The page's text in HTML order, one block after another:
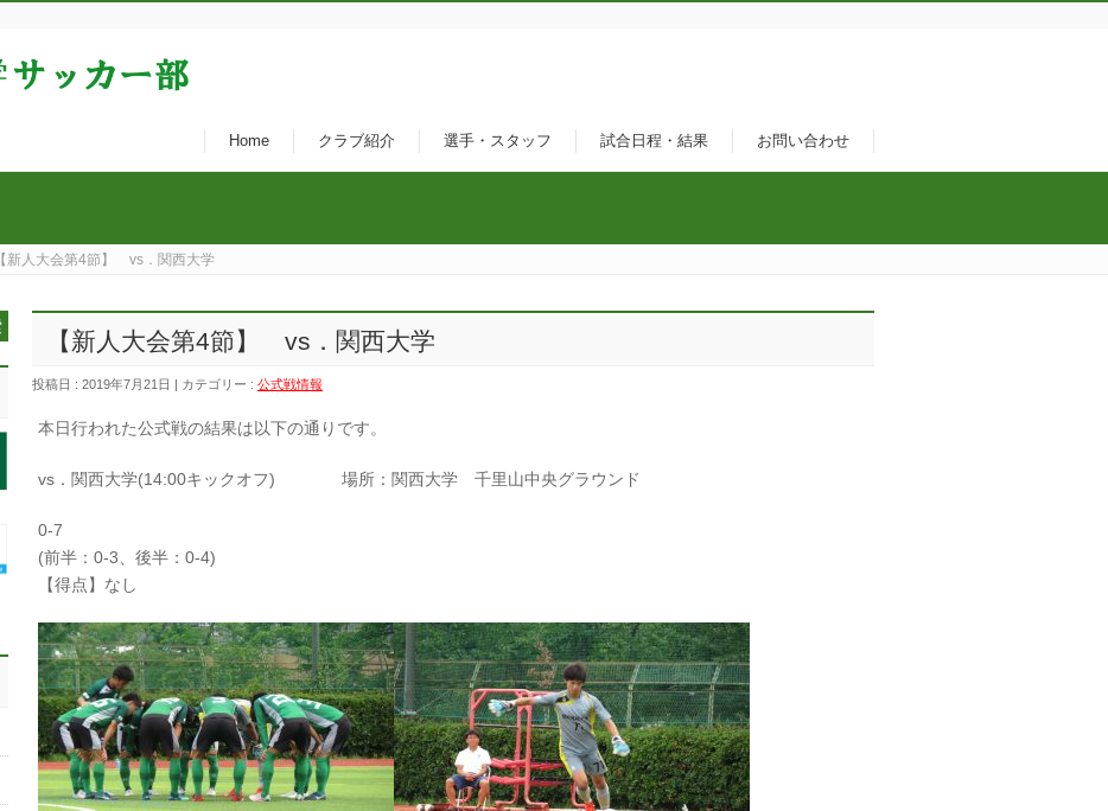
Home クラブ紹介 選手・スタッフ 試合日程・結果 お問い合わせ
【新人大会第4節】 vs．関西大学
【新人大会第4節】 vs．関西大学
投稿日 : 2019年7月21日 | カテゴリー : 公式戦情報
本日行われた公式戦の結果は以下の通りです。
vs．関西大学(14:00キックオフ) 場所：関西大学 千里山中央グラウンド
0-7
(前半：0-3、後半：0-4)
【得点】なし